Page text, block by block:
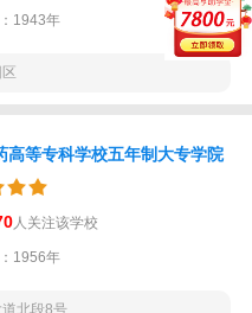
1943年
高等专科学校五年制大专学院
人关注该学校
1956年
北段8号